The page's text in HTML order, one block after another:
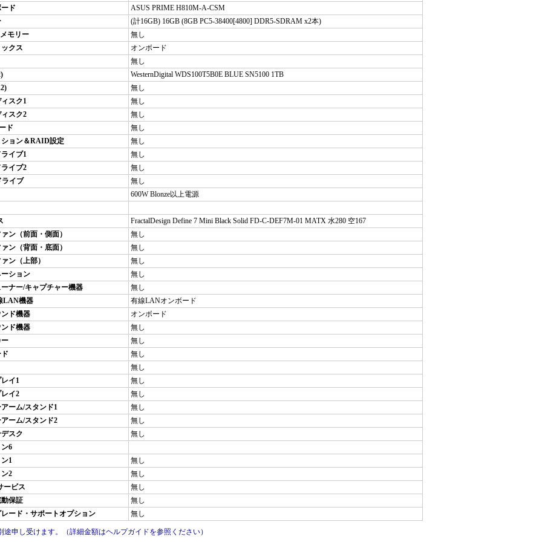
ド
ASUS PRIME H810M-A-CSM
(計16GB) 16GB (8GB PC5-38400[4800] DDR5-SDRAM x2本)
モリー
無し
クス
オンボード
無し
WesternDigital WDS100T5B0E BLUE SN5100 1TB
無し
スク1
無し
スク2
無し
ド
無し
ション＆RAID設定
無し
イブ1
無し
イブ2
無し
ライブ
無し
600W Blonze以上電源
FractalDesign Define 7 Mini Black Solid FD-C-DEF7M-01 MATX 水280 空167
ン（前面・側面）
無し
ン（背面・底面）
無し
ン（上部）
無し
ション
無し
ナー/キャプチャー機器
無し
LAN機器
有線LANオンボード
ド機器
オンボード
ド機器
無し
無し
無し
無し
イ1
無し
イ2
無し
ーム/スタンド1
無し
ーム/スタンド2
無し
スク
無し
6
1
無し
2
無し
ービス
無し
保証
無し
ード・サポートオプション
無し
申し受けます。（詳細金額はヘルプガイドを参照ください）